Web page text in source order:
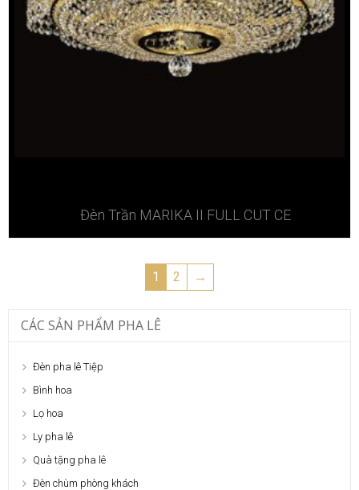
Đèn Trần MARIKA II FULL CUT CE
1 2 →
CÁC SẢN PHẨM PHA LÊ
Đèn pha lê Tiệp
Bình hoa
Lọ hoa
Ly pha lê
Quà tặng pha lê
Đèn chùm phòng khách